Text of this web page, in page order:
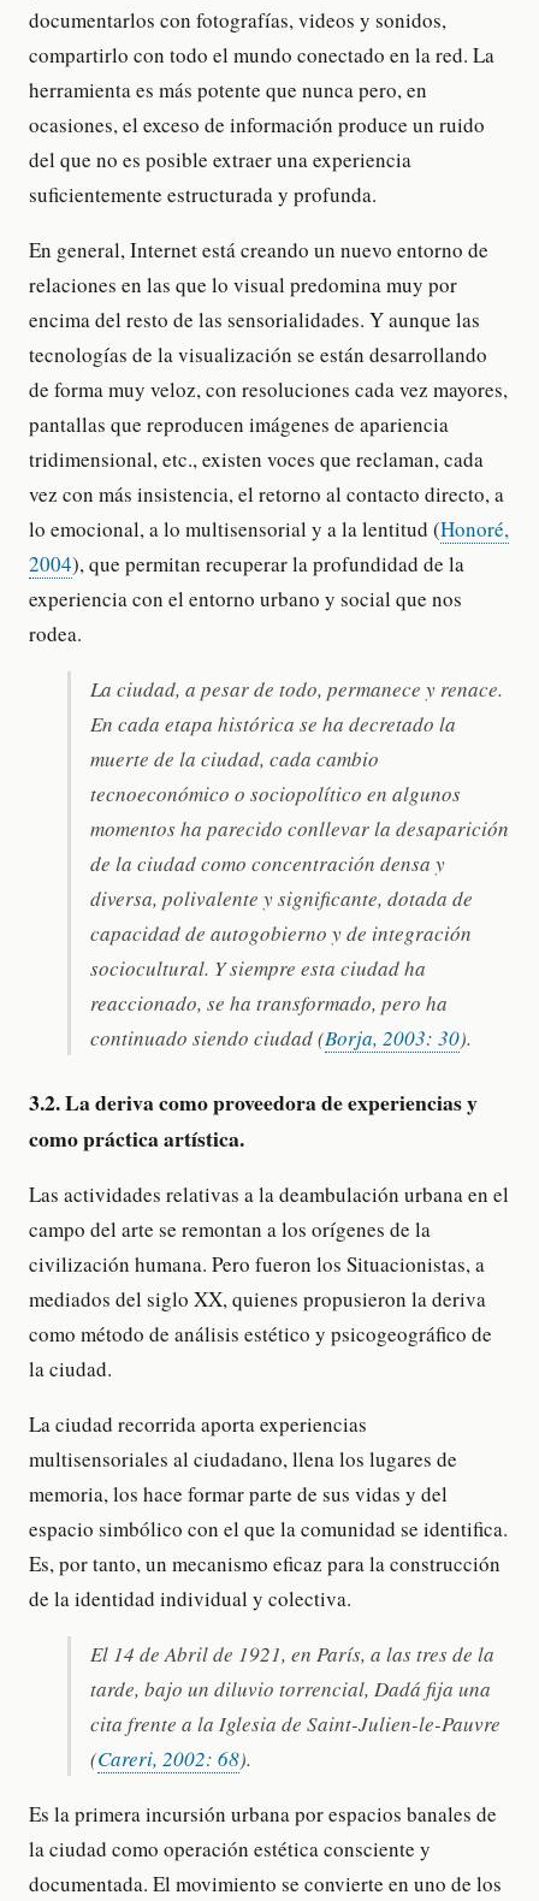
documentarlos con fotografías, videos y sonidos,
compartirlo con todo el mundo conectado en la red. La
herramienta es más potente que nunca pero, en
ocasiones, el exceso de información produce un ruido
del que no es posible extraer una experiencia
suficientemente estructurada y profunda.
En general, Internet está creando un nuevo entorno de
relaciones en las que lo visual predomina muy por
encima del resto de las sensorialidades. Y aunque las
tecnologías de la visualización se están desarrollando
de forma muy veloz, con resoluciones cada vez mayores,
pantallas que reproducen imágenes de apariencia
tridimensional, etc., existen voces que reclaman, cada
vez con más insistencia, el retorno al contacto directo, a
lo emocional, a lo multisensorial y a la lentitud (Honoré,
2004), que permitan recuperar la profundidad de la
experiencia con el entorno urbano y social que nos
rodea.
La ciudad, a pesar de todo, permanece y renace.
En cada etapa histórica se ha decretado la
muerte de la ciudad, cada cambio
tecnoeconómico o sociopolítico en algunos
momentos ha parecido conllevar la desaparición
de la ciudad como concentración densa y
diversa, polivalente y significante, dotada de
capacidad de autogobierno y de integración
sociocultural. Y siempre esta ciudad ha
reaccionado, se ha transformado, pero ha
continuado siendo ciudad (Borja, 2003: 30).
3.2. La deriva como proveedora de experiencias y
como práctica artística.
Las actividades relativas a la deambulación urbana en el
campo del arte se remontan a los orígenes de la
civilización humana. Pero fueron los Situacionistas, a
mediados del siglo XX, quienes propusieron la deriva
como método de análisis estético y psicogeográfico de
la ciudad.
La ciudad recorrida aporta experiencias
multisensoriales al ciudadano, llena los lugares de
memoria, los hace formar parte de sus vidas y del
espacio simbólico con el que la comunidad se identifica.
Es, por tanto, un mecanismo eficaz para la construcción
de la identidad individual y colectiva.
El 14 de Abril de 1921, en París, a las tres de la
tarde, bajo un diluvio torrencial, Dadá fija una
cita frente a la Iglesia de Saint-Julien-le-Pauvre
(Careri, 2002: 68).
Es la primera incursión urbana por espacios banales de
la ciudad como operación estética consciente y
documentada. El movimiento se convierte en uno de los